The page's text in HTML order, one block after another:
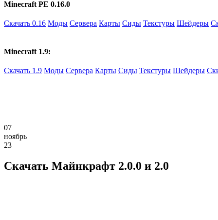
Minecraft PE 0.16.0
Скачать 0.16 Моды Сервера Карты Сиды Текстуры Шейдеры
Minecraft 1.9:
Скачать 1.9 Моды Сервера Карты Сиды Текстуры Шейдеры
07
ноябрь
23
Скачать Майнкрафт 2.0.0 и 2.0